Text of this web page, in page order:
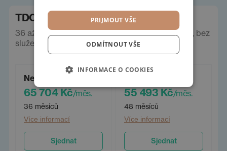
TDC operák
36 až 60 měsíců, neomezeně km. Ceny vč. DPH, bez
služeb a pojištění.
Neomezený 36
65 704 Kč/měs.
36 měsíců
Více informací
Sjednat
55 493 Kč/měs.
48 měsíců
Více informací
Sjednat
PRIJMOUT VŠE
ODMÍTNOUT VŠE
INFORMACE O COOKIES